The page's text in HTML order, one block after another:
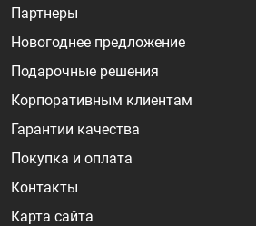
Партнеры
Новогоднее предложение
Подарочные решения
Корпоративным клиентам
Гарантии качества
Покупка и оплата
Контакты
Карта сайта